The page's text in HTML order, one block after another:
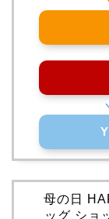
母の日
ッグ ショ